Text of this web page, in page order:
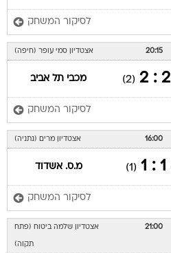
לסיקור המשחק
20:15 אצטדיון סמי עופר (חיפה)
2 : 2
(2) מכבי תל אביב
לסיקור המשחק
16:00 אצטדיון מרים (נתניה)
1 : 1
(1) מ.ס. אשדוד
לסיקור המשחק
21:00 אצטדיון שלמה ביטוח (פתח
תקוה)